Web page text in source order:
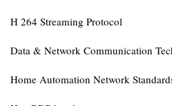
H 264 Streaming Protocol
Data & Network Communication
Home Automation Network